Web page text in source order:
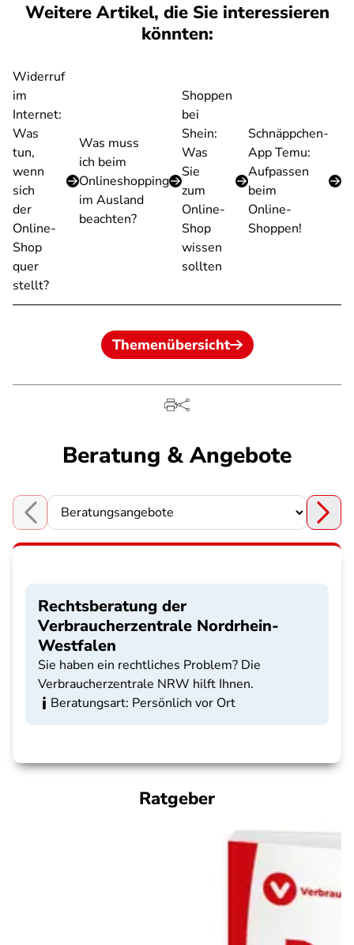
Weitere Artikel, die Sie interessieren
könnten:
Widerruf
im
Internet:
Was
tun,
wenn
sich
der
Online-
Shop
quer
stellt?
Was muss
ich beim
Onlineshopping
im Ausland
beachten?
Shoppen
bei
Shein:
Was
Sie
zum
Online-
Shop
wissen
sollten
Schnäppchen-
App Temu:
Aufpassen
beim
Online-
Shoppen!
Themenübersicht
Beratung & Angebote
Choose a section
Rechtsberatung der
Verbraucherzentrale Nordrhein-
Westfalen
Sie haben ein rechtliches Problem? Die
Verbraucherzentrale NRW hilft Ihnen.
Beratungsart: Persönlich vor Ort
Ratgeber